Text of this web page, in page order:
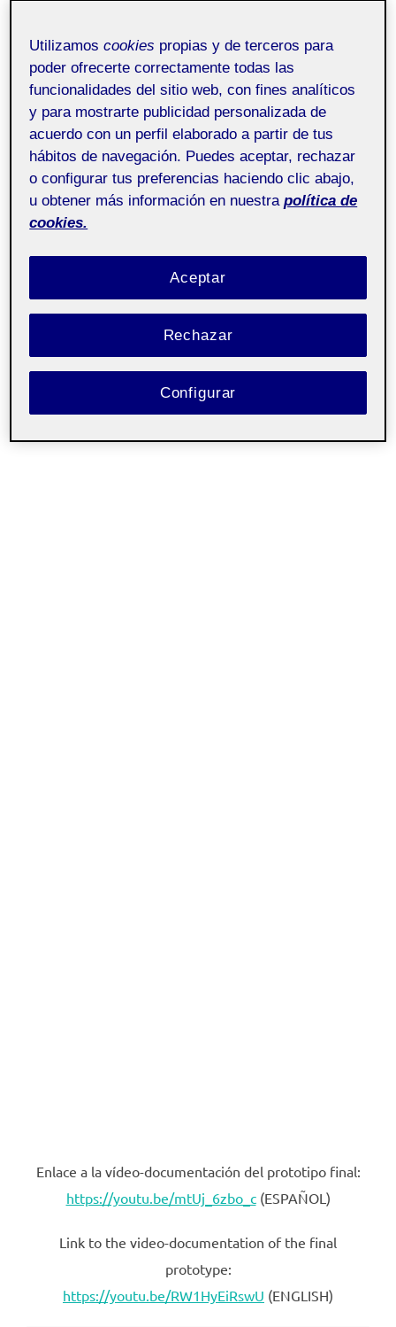
el
comentarios
Buenas tardes, dejo aquí mi práctica final de la
asignatura de interacción tangible:
Enlace a la vídeo-documentación del prototipo final:
https://youtu.be/mtUj_6zbo_c(ESPAÑOL)
Link to the video-documentation of the final
prototype:
https://youtu.be/RW1HyEiRswU (ENGLISH)
Utilizamoscookies propias y de terceros para
poder ofrecerte correctamente todas las
funcionalidades del sitio web, con fines analíticos
y para mostrarte publicidad personalizada de
acuerdo con un perfil elaborado a partir de tus
hábitos de navegación. Puedes aceptar, rechazar
o configurar tus preferencias haciendo clic abajo,
u obtener más información en nuestra política de
cookies.
Rechazar
Aceptar
Configurar